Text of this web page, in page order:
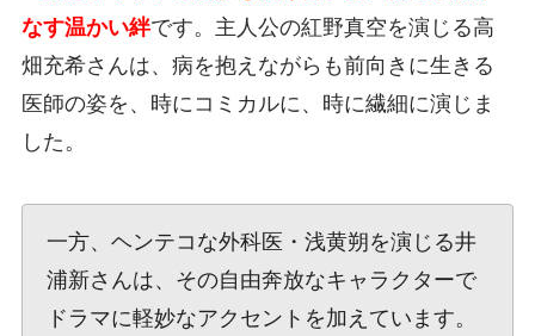
なす温かい絆です。主人公の紅野真空を演じる高
畑充希さんは、病を抱えながらも前向きに生きる
医師の姿を、時にコミカルに、時に繊細に演じま
した。
一方、ヘンテコな外科医・浅黄朔を演じる井
浦新さんは、その自由奔放なキャラクターで
ドラマに軽妙なアクセントを加えています。